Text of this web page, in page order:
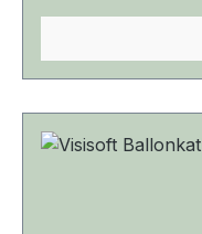
Größen CH 16 bis
CH 14 haben
Katheter hat eine
sicher fixiert.